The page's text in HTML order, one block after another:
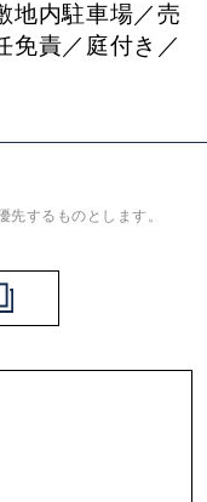
地内駐車場／売
免責／庭付き／
するものとします。